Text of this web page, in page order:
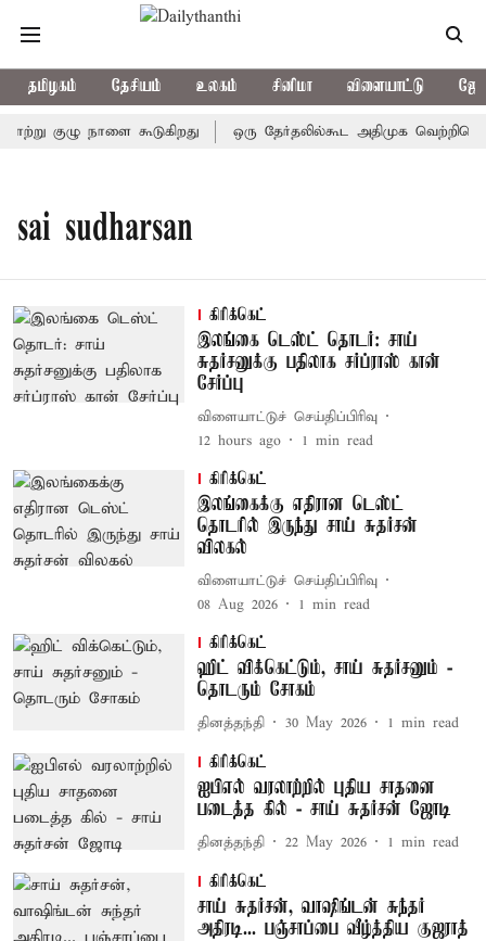
தமிழகம் தேசியம் உலகம் சினிமா விளையாட்டு
குழு நாளை கூடுகிறது ஒரு தேர்தலில்கூட அதிமுக
sai sudharsan
கிரிக்கெட்
இலங்கை டெஸ்ட் தொடர்: சாய்
சுதர்சனுக்கு பதிலாக சர்ப்ராஸ் கான்
சேர்ப்பு
விளையாட்டுச் செய்திப்பிரிவு
12 hours ago
1 min read
கிரிக்கெட்
இலங்கைக்கு எதிரான டெஸ்ட்
தொடரில் இருந்து சாய் சுதர்சன்
விலகல்
விளையாட்டுச் செய்திப்பிரிவு
08 Aug 2026
1 min read
கிரிக்கெட்
ஹிட் விக்கெட்டும், சாய் சுதர்சனும் -
தொடரும் சோகம்
தினத்தந்தி 30 May 2026 1 min read
கிரிக்கெட்
ஐபிஎல் வரலாற்றில் புதிய சாதனை
படைத்த கில் - சாய் சுதர்சன் ஜோடி
தினத்தந்தி 22 May 2026 1 min read
கிரிக்கெட்
சாய் சுதர்சன், வாஷிங்டன் சுந்தர்
அதிரடி... பஞ்சாப்பை வீழ்த்திய குஜராத்